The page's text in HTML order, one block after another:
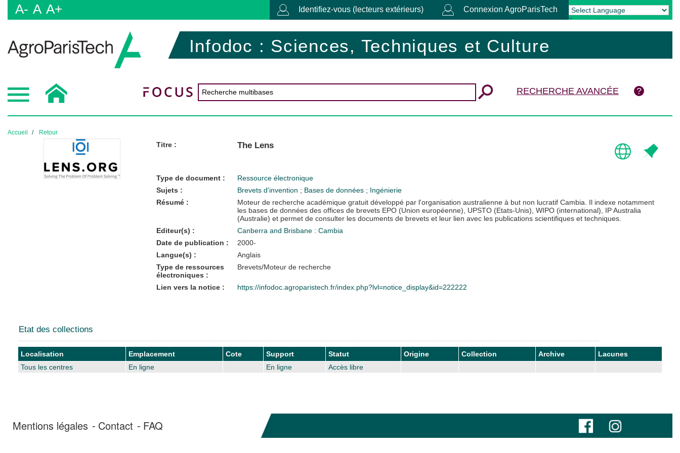
A- A A+ Identifiez-vous (lecteurs extérieurs) Connexion AgroParisTech
Powered by Translate
Infodoc : Sciences, Techniques et Culture
RECHERCHE AVANCÉE
Accueil Retour
Titre : The Lens
Type de document :
Ressource électronique
Sujets :
Brevets d'invention ; Bases de données ; Ingénierie
Résumé :
Moteur de recherche académique gratuit développé par l'organisation australienne à but non lucratif Cambia. Il indexe notamment
les bases de données des offices de brevets EPO (Union européenne), UPSTO (Etats-Unis), WIPO (international), IP Australia
(Australie) et permet de consulter les documents de brevets et leur lien avec les publications scientifiques et techniques.
Editeur(s) :
Canberra and Brisbane : Cambia
Date de publication :
2000-
Langue(s) :
Anglais
Type de ressources
électroniques :
Brevets/Moteur de recherche
Lien vers la notice : https://infodoc.agroparistech.fr/index.php?lvl=notice_display&id=222222
Etat des collections
Localisation Emplacement Cote Support Statut Origine Collection Archive
Lacunes
Tous les centres
En ligne En ligne Accès libre
Mentions légales Contact FAQ